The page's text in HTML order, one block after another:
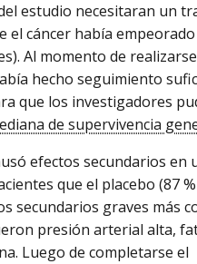
estudio necesitaran un
el cáncer había empeorado
Al momento de
hecho seguimiento
que los investigadores
de supervivencia
efectos secundarios en
que el placebo (87
secundarios graves más
presión arterial alta,
Luego de completarse el